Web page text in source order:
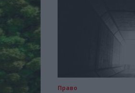
Право